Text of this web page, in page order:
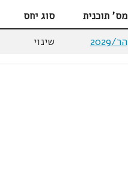
מס' תוכנית סוג יחס
הר/2029
שינוי